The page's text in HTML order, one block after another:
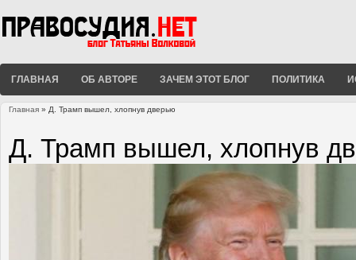
ГЛАВНАЯ ОБ АВТОРЕ ЗАЧЕМ ЭТОТ БЛОГ ПОЛИТИКА
Главная » Д. Трамп вышел, хлопнув дверью
Д. Трамп вышел, хлопнув